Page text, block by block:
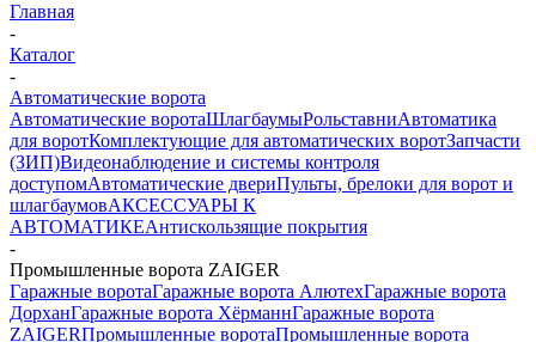
Главная
-
Каталог
-
Автоматические ворота
Автоматические воротаШлагбаумыРольставниАвтоматика
для воротКомплектующие для автоматических воротЗапчасти
(ЗИП)Видеонаблюдение и системы контроля
доступомАвтоматические двериПульты, брелоки для ворот и
шлагбаумовАКСЕССУАРЫ К
АВТОМАТИКЕАнтискользящие покрытия
-
Промышленные ворота ZAIGER
Гаражные воротаГаражные ворота АлютехГаражные ворота
ДорханГаражные ворота ХёрманнГаражные ворота
ZAIGERПромышленные воротаПромышленные ворота